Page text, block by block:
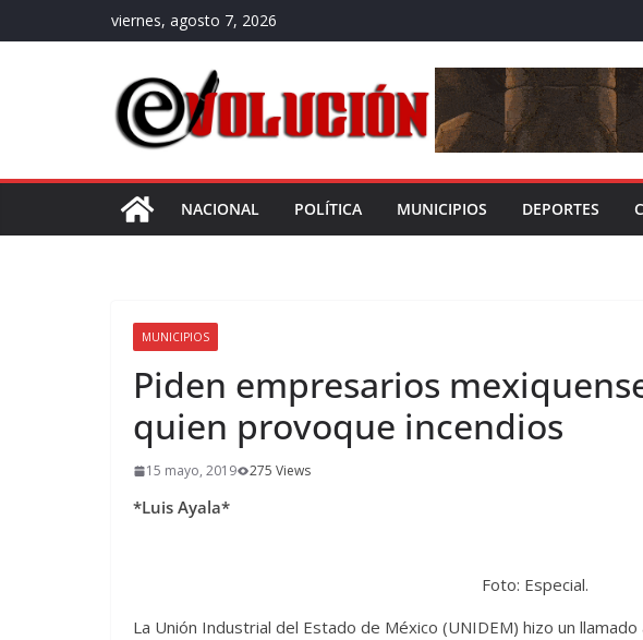
al
viernes, agosto 7, 2026
NACIONAL POLÍTICA MUNICIPIOS DEPORTES
MUNICIPIOS
Piden empresarios
quien provoque incendios
15 mayo, 2019 275 Views
*Luis Ayala*
Foto: Especial.
La Unión Industrial del Estado de México (UNIDEM) hizo un